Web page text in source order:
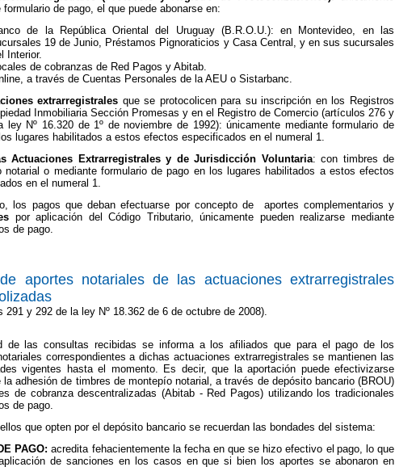
formulario de pago, el que puede abonarse en:
de la República Oriental del Uruguay (B.R.O.U.): en Montevideo, en las
19 de Junio, Préstamos Pignoraticios y Casa Central, y en sus sucursales
Interior.
de cobranzas de Red Pagos y Abitab.
a través de Cuentas Personales de la AEU o Sistarbanc.
extrarregistrales que se protocolicen para su inscripción en los Registros
Inmobiliaria Sección Promesas y en el Registro de Comercio (artículos 276 y
ley Nº 16.320 de 1º de noviembre de 1992): únicamente mediante formulario de
lugares habilitados a estos efectos especificados en el numeral 1.
Actuaciones Extrarregistrales y de Jurisdicción Voluntaria: con timbres de
notarial o mediante formulario de pago en los lugares habilitados a estos efectos
en el numeral 1.
los pagos que deban efectuarse por concepto de aportes complementarios y
por aplicación del Código Tributario, únicamente pueden realizarse mediante
de pago.
aportes notariales de las actuaciones extrarregistrales
291 y 292 de la ley Nº 18.362 de 6 de octubre de 2008).
de las consultas recibidas se informa a los afiliados que para el pago de los
correspondientes a dichas actuaciones extrarregistrales se mantienen las
vigentes hasta el momento. Es decir, que la aportación puede efectivizarse
la adhesión de timbres de montepío notarial, a través de depósito bancario (BROU)
de cobranza descentralizadas (Abitab - Red Pagos) utilizando los tradicionales
de pago.
que opten por el depósito bancario se recuerdan las bondades del sistema:
PAGO: acredita fehacientemente la fecha en que se hizo efectivo el pago, lo que
de sanciones en los casos en que si bien los aportes se abonaron en